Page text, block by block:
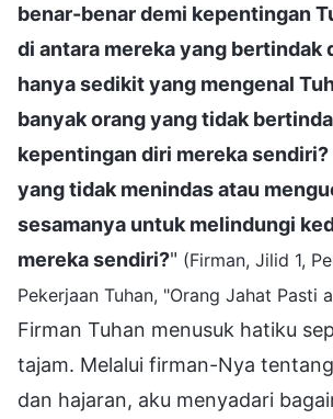
benar-benar demi kepentingan
di antara mereka yang bertindak
hanya sedikit yang mengenal
banyak orang yang tidak
kepentingan diri mereka sendiri?
yang tidak menindas atau
sesamanya untuk melindungi
mereka sendiri?" (Firman, Jilid 1,
Pekerjaan Tuhan, "Orang Jahat Pasti
Firman Tuhan menusuk hatiku
tajam. Melalui firman-Nya
dan hajaran, aku menyadari